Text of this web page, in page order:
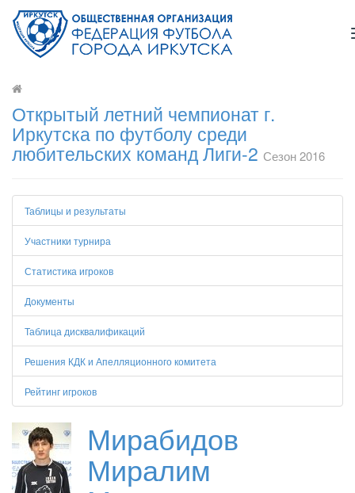
Открытый летний чемпионат г.
Иркутска по футболу среди
любительских команд Лиги-2 Сезон 2016
Таблицы и результаты
Участники турнира
Статистика игроков
Документы
Таблица дисквалификаций
Решения КДК и Апелляционного комитета
Рейтинг игроков
Мирабидов
Миралим